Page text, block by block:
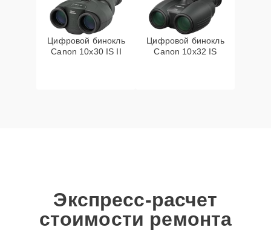
Цифровой бинокль
Canon 10x30 IS II
Цифровой бинокль
Canon 10x32 IS
Экспресс-расчет
стоимости ремонта